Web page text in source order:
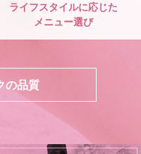
ライフスタイルに応じた
メニュー選び
の品質